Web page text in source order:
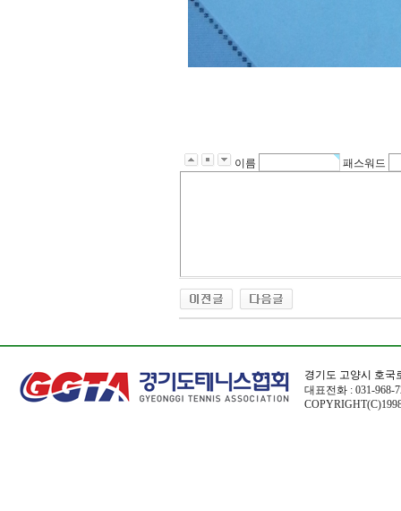
이름 패스워드
경기도 고양시 호국
대표전화 : 031-968-